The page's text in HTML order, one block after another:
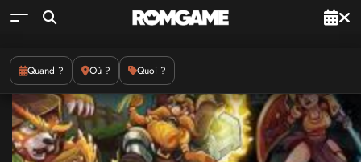
Quand ? Où ? Quoi ?